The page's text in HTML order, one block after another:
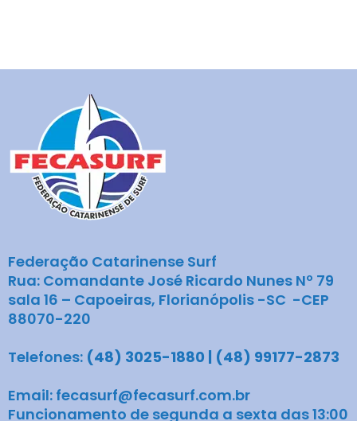
Federação Catarinense Surf
Rua: Comandante José Ricardo Nunes Nº 79
sala 16 – Capoeiras, Florianópolis -SC -CEP
88070-220
Telefones: (48) 3025-1880 | (48) 99177-2873
Email: fecasurf@fecasurf.com.br
Funcionamento de segunda a sexta das 13:00